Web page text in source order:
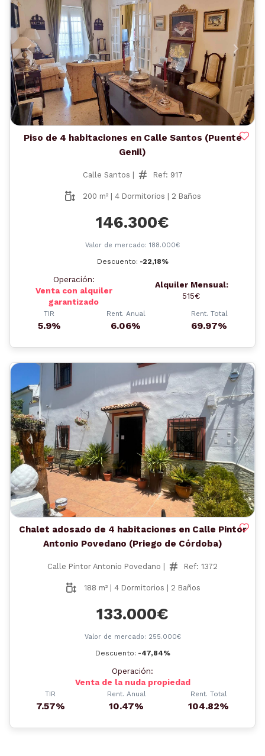
Anterior
Piso de 4 habitaciones en Calle Santos (Puente
Genil)
Calle Santos | Ref: 917
200 m² | 4 Dormitorios | 2 Baños
146.300€
Valor de mercado: 188.000€
Descuento: -22,18%
Operación:
Venta con alquiler
garantizado
Alquiler Mensual:
515€
TIR
5.9%
Rent. Anual
6.06%
Rent. Total
69.97%
Anterior
Chalet adosado de 4 habitaciones en Calle Pintor
Antonio Povedano (Priego de Córdoba)
Calle Pintor Antonio Povedano | Ref: 1372
188 m² | 4 Dormitorios | 2 Baños
133.000€
Valor de mercado: 255.000€
Descuento: -47,84%
Operación:
Venta de la nuda propiedad
TIR
7.57%
Rent. Anual
10.47%
Rent. Total
104.82%